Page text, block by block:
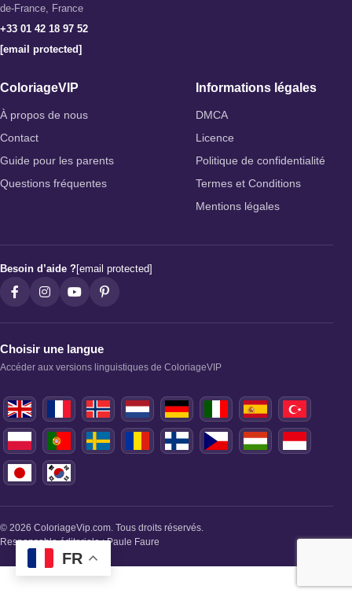
de-France, France
+33 01 42 18 97 52
[email protected]
ColoriageVIP
À propos de nous
Contact
Guide pour les parents
Questions fréquentes
Informations légales
DMCA
Licence
Politique de confidentialité
Termes et Conditions
Mentions légales
Besoin d’aide ?[email protected]
Choisir une langue
Accéder aux versions linguistiques de ColoriageVIP
© 2026 ColoriageVip.com. Tous droits réservés.
Responsable éditoriale : Paule Faure
FR